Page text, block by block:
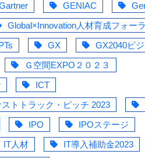
GENIAC
Global×Innovation人材育成フォー
GX
GX2040ビ
Ｇ空間EXPO２０２３
ICT
トトラック・ピッチ 2023
IPO
IPOステージ
IT人材
IT導入補助金2023